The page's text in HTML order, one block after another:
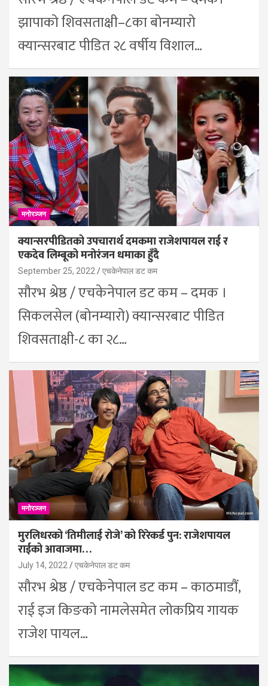
झापाको शिवसताक्षी–८का बोनम्यारो
क्यान्सरबाट पीडित २८ वर्षीय विशाल…
मनोरञ्जन
क्यान्सरपीडितको उपचारार्थ दमकमा राजेशपायल राई र
एकदेव लिम्बूको मनोरंजन धमाका हुँदै
September 25, 2022 एचकेनेपाल डट कम
सौरभ श्रेष्ठ / एचकेनेपाल डट कम – दमक ।
सिकलसेल (बोनम्यारो) क्यान्सरबाट पीडित
शिवसताक्षी-८ का २८…
मनोरञ्जन
मुरलिधरको ‘तिमीलाई रोजे’ को रिरेकर्ड पुन: राजेशपायल
राईको आवाजमा…
July 14, 2022 एचकेनेपाल डट कम
सौरभ श्रेष्ठ / एचकेनेपाल डट कम – काठमाडौं,
राई इज किङको नामलेसमेत लोकप्रिय गायक
राजेश पायल…